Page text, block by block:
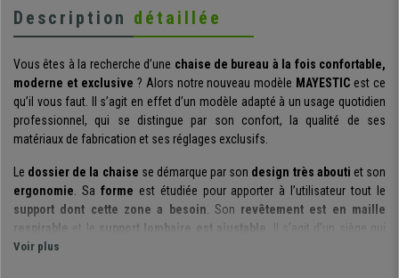
Description détaillée
Vous êtes à la recherche d’une chaise de bureau à la fois confortable,
moderne et exclusive ? Alors notre nouveau modèle MAYESTIC est ce
qu’il vous faut. Il s’agit en effet d’un modèle adapté à un usage quotidien
professionnel, qui se distingue par son confort, la qualité de ses
matériaux de fabrication et ses réglages exclusifs.
Le dossier de la chaise se démarque par son design très abouti et son
ergonomie. Sa forme est étudiée pour apporter à l’utilisateur tout le
support dont cette zone a besoin. Son revêtement est en maille
respirable
et le support lombaire est ajustable
. Il s’agit d’un siège qui
apportera un soutien et un confort maximal à votre dos.
Voir plus